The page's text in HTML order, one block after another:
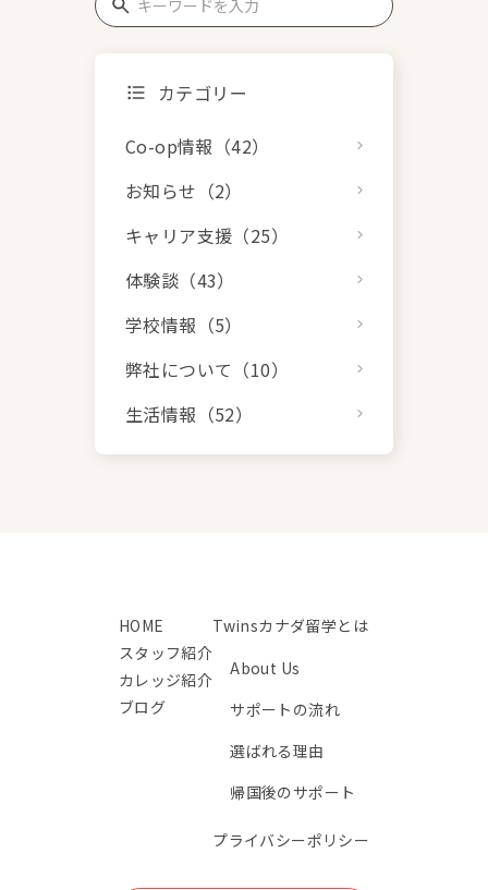
カテゴリー
Co-op情報（42）
お知らせ（2）
キャリア支援（25）
体験談（43）
学校情報（5）
弊社について（10）
生活情報（52）
HOME
スタッフ紹介
カレッジ紹介
ブログ
Twinsカナダ留学とは
About Us
サポートの流れ
選ばれる理由
帰国後のサポート
プライバシーポリシー